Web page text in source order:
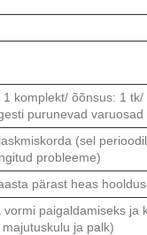
komplekt/ õõnsus: 1
purunevad
(sel
probleeme)
pärast heas
vormi paigaldamiseks
ja palk)